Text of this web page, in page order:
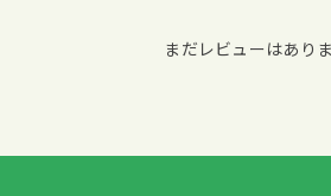
まだレビューはあり